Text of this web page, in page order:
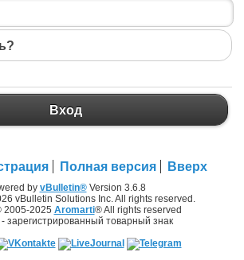
Вход
Полная версия Вверх
by vBulletin®Version 3.6.8
vBulletin Solutions Inc. All rights reserved.
2005-2025 Aromarti® All rights reserved
зарегистрированный товарный знак